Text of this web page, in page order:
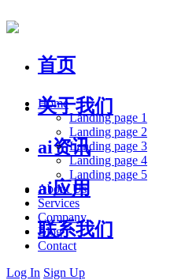
首页
关于我们
ai资讯
ai应用
联系我们
Home
Landing page 1
Landing page 2
Landing page 3
Landing page 4
Landing page 5
About Us
Services
Company
Blog
Contact
Log In Sign Up